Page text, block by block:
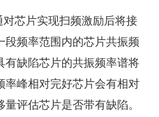
芯片实现扫频激励后将接
段频率范围内的芯片共振频
有缺陷芯片的共振频率谱将
率峰相对完好芯片会有相对
评估芯片是否带有缺陷。